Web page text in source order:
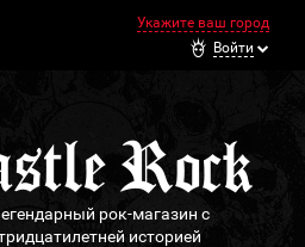
Укажите ваш город
Войти
рок-магазин с
историей